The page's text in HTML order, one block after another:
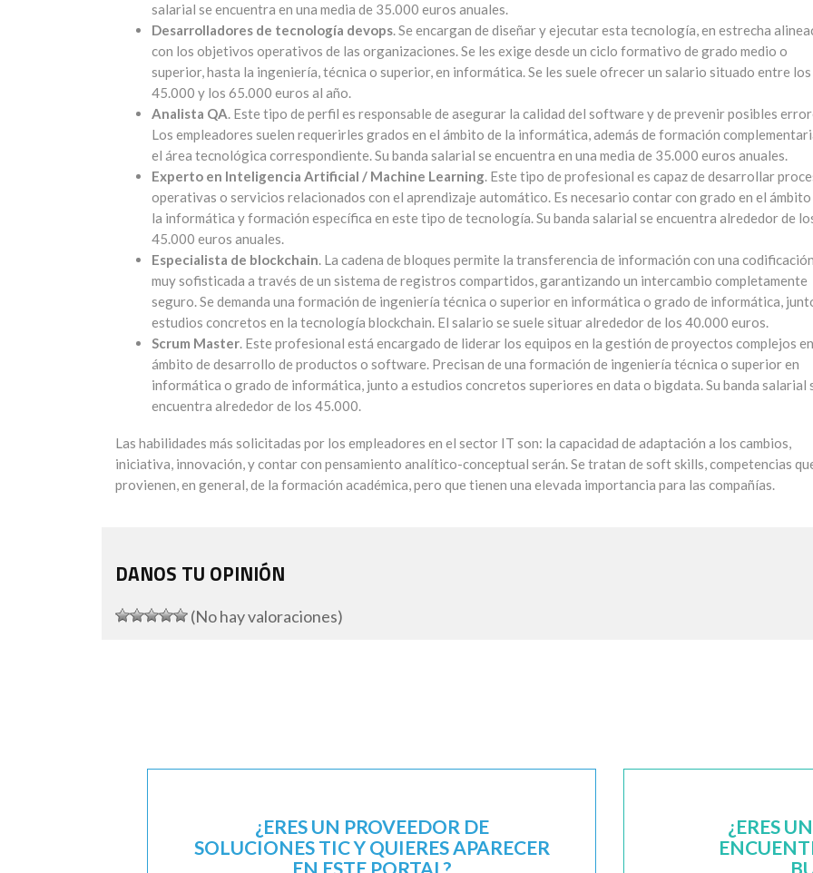
salarial se encuentra en una media de 35.000 euros anuales.
Desarrolladores de tecnología devops. Se encargan de diseñar y ejecutar esta tecnología, en estrecha
con los objetivos operativos de las organizaciones. Se les exige desde un ciclo formativo de grado medio o
superior, hasta la ingeniería, técnica o superior, en informática. Se les suele ofrecer un salario situado entre los
45.000 y los 65.000 euros al año.
Analista QA. Este tipo de perfil es responsable de asegurar la calidad del software y de prevenir posibles
Los empleadores suelen requerirles grados en el ámbito de la informática, además de formación
el área tecnológica correspondiente. Su banda salarial se encuentra en una media de 35.000 euros anuales.
Experto en Inteligencia Artificial / Machine Learning. Este tipo de profesional es capaz de desarrollar
operativas o servicios relacionados con el aprendizaje automático. Es necesario contar con grado en el ámbito
la informática y formación específica en este tipo de tecnología. Su banda salarial se encuentra alrededor de
45.000 euros anuales.
Especialista de blockchain. La cadena de bloques permite la transferencia de información con una
muy sofisticada a través de un sistema de registros compartidos, garantizando un intercambio completamente
seguro. Se demanda una formación de ingeniería técnica o superior en informática o grado de informática,
estudios concretos en la tecnología blockchain. El salario se suele situar alrededor de los 40.000 euros.
Scrum Master. Este profesional está encargado de liderar los equipos en la gestión de proyectos complejos
ámbito de desarrollo de productos o software. Precisan de una formación de ingeniería técnica o superior en
informática o grado de informática, junto a estudios concretos superiores en data o bigdata. Su banda salarial
encuentra alrededor de los 45.000.
Las habilidades más solicitadas por los empleadores en el sector IT son: la capacidad de adaptación a los cambios,
iniciativa, innovación, y contar con pensamiento analítico-conceptual serán. Se tratan de soft skills, competencias
provienen, en general, de la formación académica, pero que tienen una elevada importancia para las compañías.
DANOS TU OPINIÓN
(No hay valoraciones)
¿ERES UN PROVEEDOR DE
SOLUCIONES TIC Y QUIERES APARECER
EN ESTE PORTAL?
¿ERES